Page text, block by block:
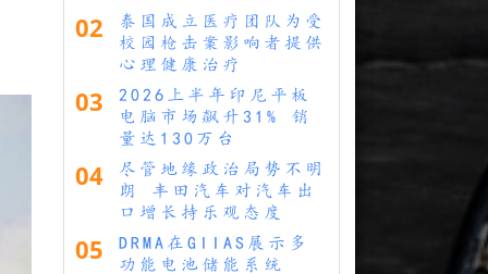
02
泰国成立医疗团队为受
校园枪击案影响者提供
心理健康治疗
03
2026上半年印尼平板
电脑市场飙升31% 销
量达130万台
04
尽管地缘政治局势不明
朗 丰田汽车对汽车出
口增长持乐观态度
05
DRMA在GIIAS展示多
功能电池储能系统